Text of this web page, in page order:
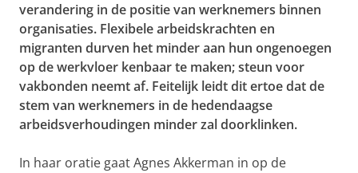
verandering in de positie van werknemers binnen
organisaties. Flexibele arbeidskrachten en
migranten durven het minder aan hun ongenoegen
op de werkvloer kenbaar te maken; steun voor
vakbonden neemt af. Feitelijk leidt dit ertoe dat de
stem van werknemers in de hedendaagse
arbeidsverhoudingen minder zal doorklinken.
In haar oratie gaat Agnes Akkerman in op de